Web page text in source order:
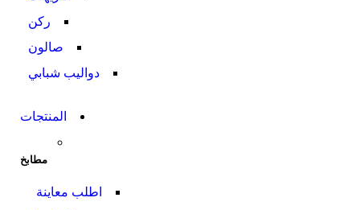
ركن
صالون
دواليب شبابي
المنتجات
مطابخ
اطلب معاينة